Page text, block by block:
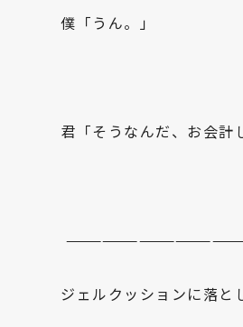
僕「うん。」
君「そうなんだ、お会計
ジェルクッションに落と